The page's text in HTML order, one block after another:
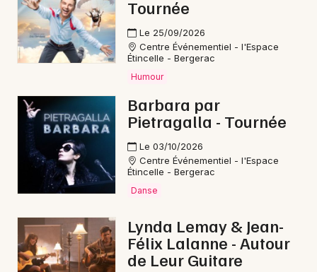
Newsletter des sorties
Artistes en tournée
Magazine à Montpon-Ménestérol
Tournée
Le 25/09/2026
Centre Événementiel - l'Espace
Étincelle - Bergerac
Humour
Barbara par
Pietragalla - Tournée
Le 03/10/2026
Centre Événementiel - l'Espace
Étincelle - Bergerac
Danse
Lynda Lemay & Jean-
Félix Lalanne - Autour
de Leur Guitare